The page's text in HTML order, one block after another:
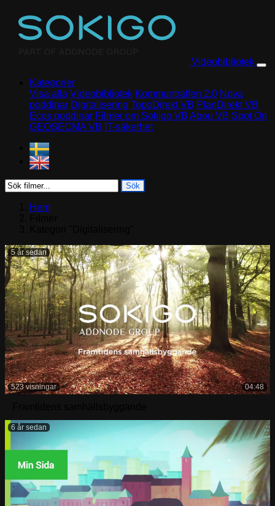
Videobibliotek
Kategorier
Visa alla Videobibliotek Kommunträffen 2.0 Nova
poddinar Digitalisering TopoDirekt VB PlanDirekt VB
Ecos poddinar Filmer om Sokigo VB Abou VB Spot On
GEOSECMA VB IT-säkerhet
Sök
Hem
04:48
523 visningar
5 år sedan
6 år sedan